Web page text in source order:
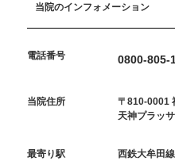
当院のインフォメーション
電話番号 0800-805-
当院住所
〒810-0001
天神プラッ
最寄り駅
西鉄大牟田